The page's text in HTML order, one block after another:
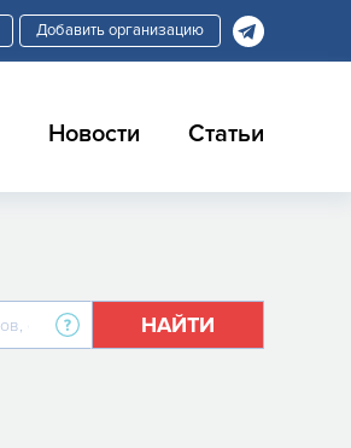
Добавить организацию
Новости Статьи
НАЙТИ